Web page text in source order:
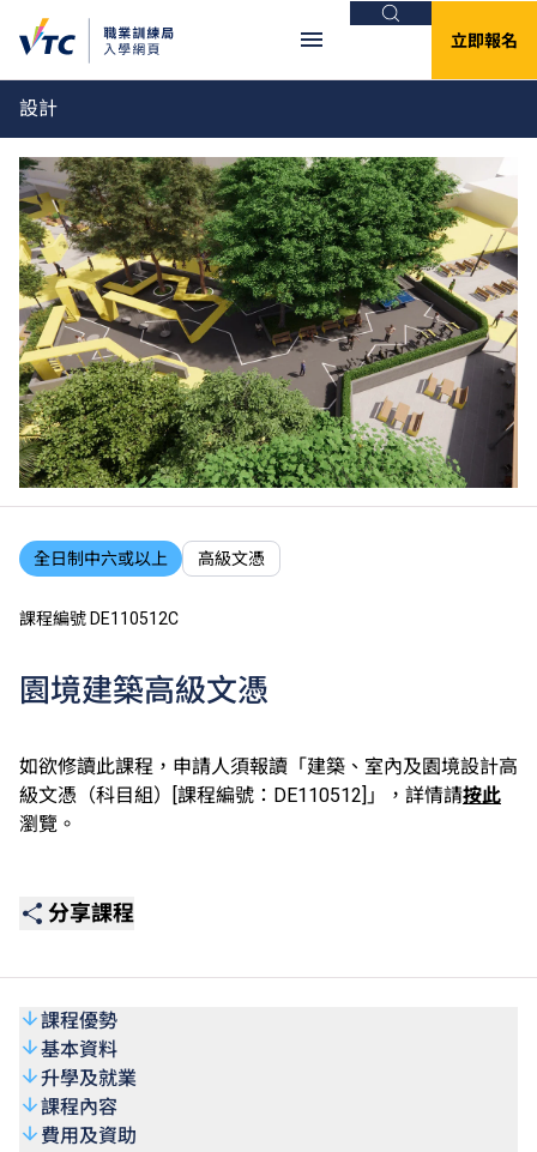
搜尋
立即報名
設計
全日制中六或以上 高級文憑
課程編號 DE110512C
園境建築高級文憑
如欲修讀此課程，申請人須報讀「建築、室內及園境設計高
級文憑（科目組）[課程編號：DE110512]」，詳情請按此
瀏覽。
分享課程
課程優勢
基本資料
升學及就業
課程內容
費用及資助